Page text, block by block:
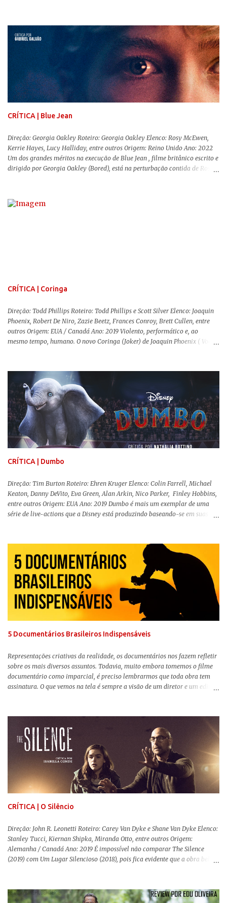
lançamento, posso afirmar que o longa, dirigido por Greta Gerwig (
Adoráveis Mulheres ) prometeu tudo e entregou mais ainda, se provando o
filme do ano até aqui. Repleto de criatividade, humor e sem medo de não se
levar a sério, a produção aborda temas complexos com críticas potentes. Já
conhecida por sua filmografia feminista, Gerwig traz uma reflexão de
como a Barbie se encaixa no mundo moderno, desenvolvendo a
importância e o impacto, positivo ou negativo, da boneca na vida das
pessoas. Isso tudo com um sentimento de nostalgia multigeracional. Na
CRÍTICA | Blue Jean
Direção: Georgia Oakley Roteiro: Georgia Oakley Elenco: Rosy McEwen,
Kerrie Hayes, Lucy Halliday, entre outros Origem: Reino Unido Ano: 2022
Um dos grandes méritos na execução de Blue Jean , filme britânico escrito e
dirigido por Georgia Oakley (Bored), está na perturbação contida de Rosy
movimentos e falas, equilibrada numa frágil neutralidade entre seu
trabalho e seus afetos, passando noites bebendo e jogando sinuca com seu
CRÍTICA | Coringa
Direção: Todd Phillips Roteiro: Todd Phillips e Scott Silver Elenco: Joaquin
Phoenix, Robert De Niro, Zazie Beetz, Frances Conroy, Brett Cullen, entre
outros Origem: EUA / Canadá Ano: 2019 Violento, performático e, ao
mesmo tempo, humano. O novo Coringa (Joker) de Joaquin Phoenix ( Você
Comics . É importante ressaltar que este não é um filme de herói. E muito
menos de vilão. O longa de Todd Phillips (Se Beber, Não Case!) segue uma
trajetória profunda do reflexo da corrupção da sociedade na vida de um ser
humano, capaz de causar perturbação e desconforto do inicio ao fim da
projeção, e por mais um bom tempo após deixar o cinema. Trata-se de
uma obra difícil de ser "digerida", pois lida com temas sensíveis, como
abuso, doença mental, bullying e violência física. Todo esse turbilhão de
informações molda a mente d...
CRÍTICA | Dumbo
Direção: Tim Burton Roteiro: Ehren Kruger Elenco: Colin Farrell, Michael
Keaton, Danny DeVito, Eva Green, Alan Arkin, Nico Parker, Finley Hobbins,
entre outros Origem: EUA Ano: 2019 Dumbo é mais um exemplar de uma
série de live-actions que a Disney está produzindo baseando-se em suas
remake , já que a história do elefantinho voador foi reinventada de forma
mais realista, se adequando perfeitamente a proposta. Não há animais
falantes, por exemplo, mas nem por isso o tom lúdico e infantil é deixado
de lado. Apesar da relevância histórica, o filme supera a animação original
em termos visuais e narrativos, , superando a animação original em termos
visuais e narrativos. A história começa quando o pai das crianças, Holt
Ferrier (Colin Farrell), uma ex-estrela de circo, volta da guerra e se depara
5 Documentários Brasileiros Indispensáveis
Representações criativas da realidade, os documentários nos fazem refletir
sobre os mais diversos assuntos. Todavia, muito embora tomemos o filme
documentário como imparcial, é preciso lembrarmos que toda obra tem
assinatura. O que vemos na tela é sempre a visão de um diretor e um editor
sempre importante levarmos em conta quem assina e qual a função social
da obra. O cinema brasileiro é celeiro de grandes documentaristas, muitos
deles mundialmente reconhecidos. Pensando na variedade de estilos e
estéticas de se fazer documentários, selecionei 5 produções tupiniquins do
gênero que, para mim, são indispensáveis: ▼ Cabra Marcado para Morrer
(1984) , de Eduardo Coutinho Em 1964, devido ao golpe militar, Eduardo
Coutinho (Edifício Master) teve que abandonar as filmagens do
documentário sobre o assassinato do líder camponês Joã...
CRÍTICA | O Silêncio
Direção: John R. Leonetti Roteiro: Carey Van Dyke e Shane Van Dyke Elenco:
Stanley Tucci, Kiernan Shipka, Miranda Otto, entre outros Origem:
Alemanha / Canadá Ano: 2019 É impossível não comparar The Silence
(2019) com Um Lugar Silencioso (2018), pois fica evidente que a obra bebe
reproduzir alguns elementos que consograram a obra de John Krasinski
(The Office). Aqui os “monstros” com audições aguçadas eram seres da